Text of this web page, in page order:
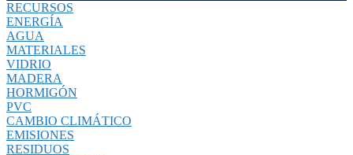
RECURSOS
ENERGÍA
AGUA
MATERIALES
VIDRIO
MADERA
HORMIGÓN
PVC
CAMBIO CLIMÁTICO
EMISIONES
RESIDUOS